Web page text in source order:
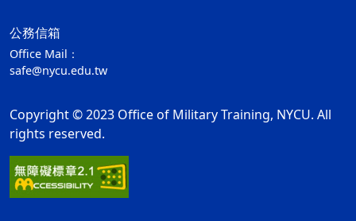
公務信箱
Office Mail：
safe@nycu.edu.tw
Copyright © 2023 Office of Military Training, NYCU. All
rights reserved.